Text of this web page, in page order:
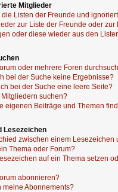
Mitglieder
Listen der Freunde und
zur Liste der Freunde oder zur
oder diese wieder aus den
oder mehrere Foren
bei der Suche keine Ergebnisse?
bei der Suche eine leere Seite?
suchen?
eigenen Beiträge und Themen
Lesezeichen
zwischen einem Lesezeichen
Thema oder Forum?
auf ein Thema setzen
abonnieren?
meine Abonnements?